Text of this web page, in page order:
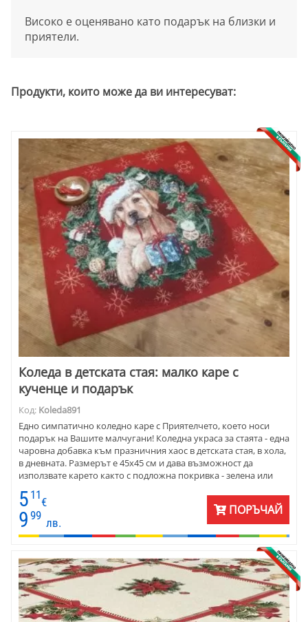
Високо е оценявано като подарък на близки и
приятели.
Продукти, които може да ви интересуват:
Коледа в детската стая: малко каре с
кученце и подарък
Код: Koleda891
Едно симпатично коледно каре с Приятелчето, което носи
подарък на Вашите малчугани! Коледна украса за стаята - една
чаровна добавка към празничния хаос в детската стая, в хола,
в дневната. Размерът е 45x45 см и дава възможност да
използвате карето както с подложна покривка - зелена или
червена, така и направо върху дървен или стъклен плот.
Веселият Рошльо отваря подарък с муцунка.
5 11
€
9 99
лв.
ПОРЪЧАЙ